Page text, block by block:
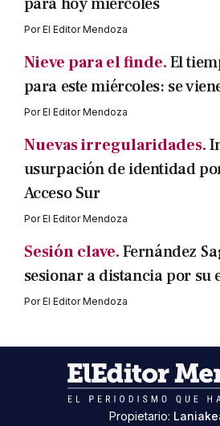
PorEl Editor Mendoza
Nieve para el finde.El
para este miércoles: se
PorEl Editor Mendoza
Nuevas irregularidades.
usurpación de identidad
Acceso Sur
PorEl Editor Mendoza
Sesión clave.Fernández
sesionar a distancia por su
PorEl Editor Mendoza
Propietario: